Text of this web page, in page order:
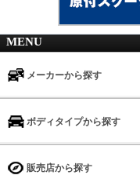
MENU
メーカーから探す
ボディタイプから探す
販売店から探す